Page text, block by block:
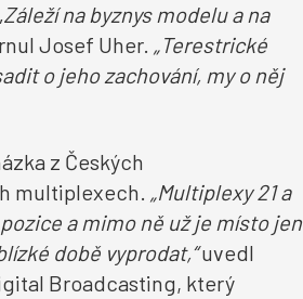
Záleží na byznys modelu a na
Josef Uher. „Terestrické
o jeho zachování, my o něj
z Českých
multiplexech. „Multiplexy 21 a
a mimo ně už je místo jen
době vyprodat,“uvedl
Broadcasting, který